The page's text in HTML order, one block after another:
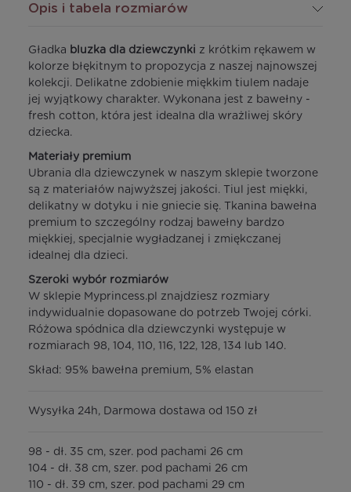
Opis i tabela rozmiarów
Gładka bluzka dla dziewczynki z krótkim rękawem w
kolorze błękitnym to propozycja z naszej najnowszej
kolekcji. Delikatne zdobienie miękkim tiulem nadaje
jej wyjątkowy charakter. Wykonana jest z bawełny -
fresh cotton, która jest idealna dla wrażliwej skóry
dziecka.
Materiały premium
Ubrania dla dziewczynek w naszym sklepie tworzone
są z materiałów najwyższej jakości. Tiul jest miękki,
delikatny w dotyku i nie gniecie się. Tkanina bawełna
premium to szczególny rodzaj bawełny bardzo
miękkiej, specjalnie wygładzanej i zmiękczanej
idealnej dla dzieci.
Szeroki wybór rozmiarów
W sklepie Myprincess.pl znajdziesz rozmiary
indywidualnie dopasowane do potrzeb Twojej córki.
Różowa spódnica dla dziewczynki występuje w
rozmiarach 98, 104, 110, 116, 122, 128, 134 lub 140.
Skład: 95% bawełna premium, 5% elastan
Wysyłka 24h, Darmowa dostawa od 150 zł
98 - dł. 35 cm, szer. pod pachami 26 cm
104 - dł. 38 cm, szer. pod pachami 26 cm
110 - dł. 39 cm, szer. pod pachami 29 cm